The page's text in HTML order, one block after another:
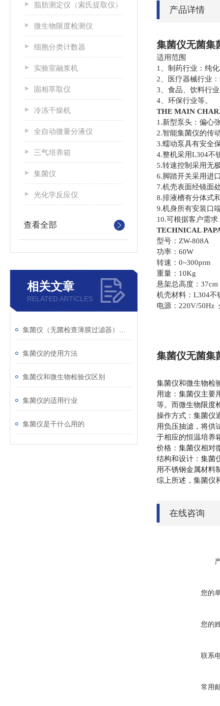
脂肪测定仪（索氏提取仪）
微生物限度检测仪
细胞分类计数器
实验室融浆机
固相萃取仪
冷冻干燥机
全自动微量分液仪
三气培养箱
集菌仪
光化学反应仪
查看全部
相关文章
RELATED ARTICLES
集菌仪的使用方法
集菌仪和微生物检验仪区别
集菌仪的适用行业
集菌仪是干什么用的
产品详情
集菌仪无菌集
适用范围
1、制药行业：纯
2、医疗器械行业
3、食品、饮料行
4、环保行业等。
THE MAIN
1.新型泵头：偏心
2.智能集菌仪的传
3.蠕动泵具有安全
4.整机采用L304不
5.转速控制采用无
6.脚踏开关采用进
7.机壳表面经镜面
8.排液槽有分体式
9.机身所有安装口
10.可根据客户需
TECHNICAL
型号：ZW-808A
功率：60W
转速：0~300prm
重量：10Kg
悬架总高度：37cm
机壳材料：L304不
电源：220V/50Hz
集菌仪无菌集
集菌仪和微生物检
用途：集菌仪主要
等。而微生物限度
操作方式：集菌仪
用负压抽滤，将供
于相应的恒温培养
价格：集菌仪相对
结构和设计：集菌
用不锈钢金属材料
综上所述，集菌仪
在线咨询
您的
您的
联系
常用